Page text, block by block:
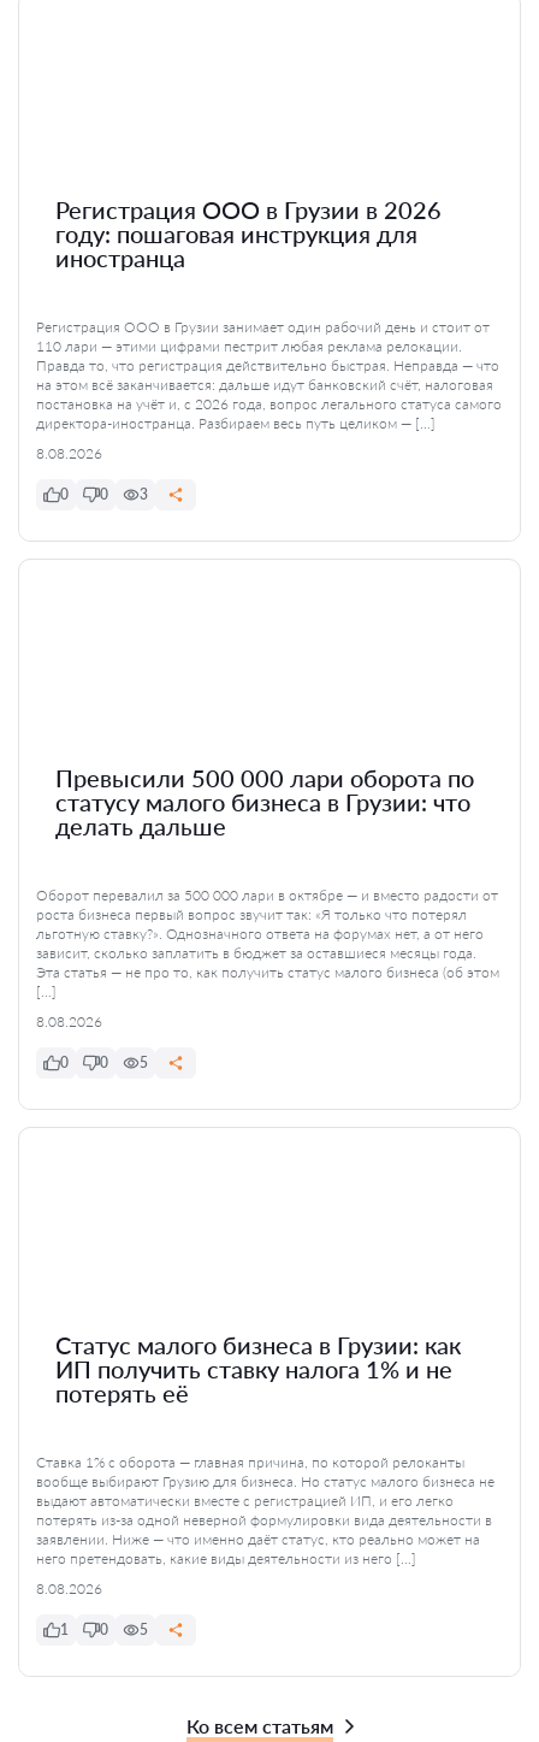
Регистрация ООО в Грузии в 2026
году: пошаговая инструкция для
иностранца
Регистрация ООО в Грузии занимает один рабочий день и стоит от
110 лари — этими цифрами пестрит любая реклама релокации.
Правда то, что регистрация действительно быстрая. Неправда — что
на этом всё заканчивается: дальше идут банковский счёт, налоговая
постановка на учёт и, с 2026 года, вопрос легального статуса самого
директора-иностранца. Разбираем весь путь целиком — […]
8.08.2026
0 0 3
Превысили 500 000 лари оборота по
статусу малого бизнеса в Грузии: что
делать дальше
Оборот перевалил за 500 000 лари в октябре — и вместо радости от
роста бизнеса первый вопрос звучит так: «Я только что потерял
льготную ставку?». Однозначного ответа на форумах нет, а от него
зависит, сколько заплатить в бюджет за оставшиеся месяцы года.
Эта статья — не про то, как получить статус малого бизнеса (об этом
[…]
8.08.2026
0 0 5
Статус малого бизнеса в Грузии: как
ИП получить ставку налога 1% и не
потерять её
Ставка 1% с оборота — главная причина, по которой релоканты
вообще выбирают Грузию для бизнеса. Но статус малого бизнеса не
выдают автоматически вместе с регистрацией ИП, и его легко
потерять из-за одной неверной формулировки вида деятельности в
заявлении. Ниже — что именно даёт статус, кто реально может на
него претендовать, какие виды деятельности из него […]
8.08.2026
1 0 5
Ко всем статьям